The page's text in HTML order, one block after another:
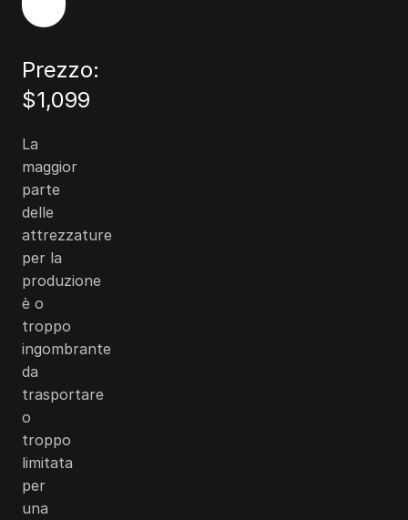
Prezzo:
$1,099
La
maggior
parte
delle
attrezzature
per la
produzione
è o
troppo
ingombrante
da
trasportare
o
troppo
limitata
per
una